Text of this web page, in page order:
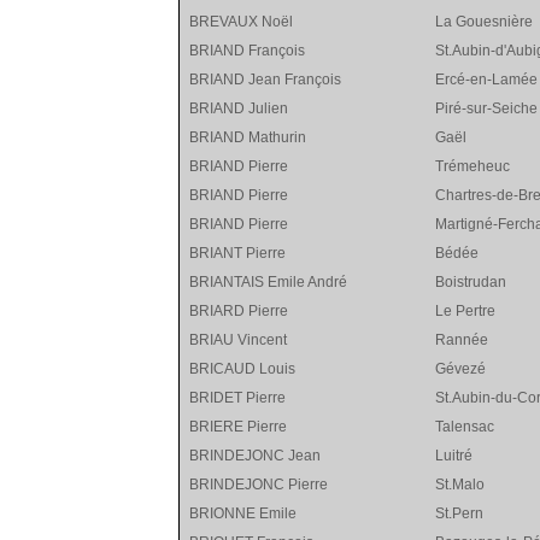
BREVAUX Noël
La Gouesnière
BRIAND François
St.Aubin-
BRIAND Jean François
Ercé-en-Lamée
BRIAND Julien
Piré-sur-Seiche
BRIAND Mathurin
Gaël
BRIAND Pierre
Trémeheuc
BRIAND Pierre
Chartres-de-
BRIAND Pierre
Martigné-
BRIANT Pierre
Bédée
BRIANTAIS Emile André
Boistrudan
BRIARD Pierre
Le Pertre
BRIAU Vincent
Rannée
BRICAUD Louis
Gévezé
BRIDET Pierre
St.Aubin-du-
BRIERE Pierre
Talensac
BRINDEJONC Jean
Luitré
BRINDEJONC Pierre
St.Malo
BRIONNE Emile
St.Pern